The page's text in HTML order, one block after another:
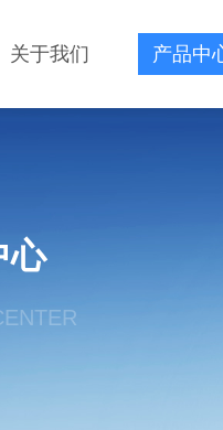
关于我们 产品中
心